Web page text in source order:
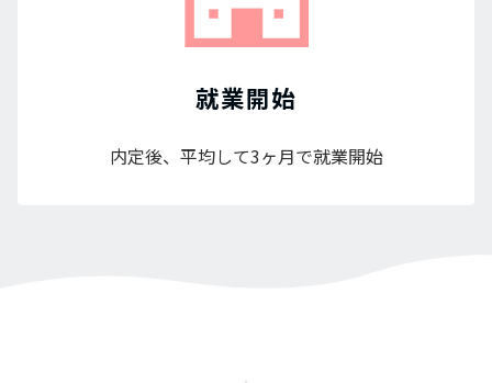
就業開始
内定後、平均して3ヶ月で就業開始